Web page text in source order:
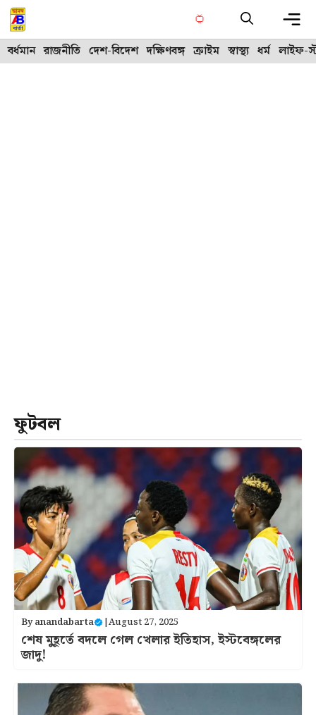
Skip
to
content
বর্ধমান রাজনীতি দেশ-বিদেশ দক্ষিণবঙ্গ ক্রাইম স্বাস্থ্য ধর্ম লাইফ-
ফুটবল
Byanandabarta |August 27, 2025
শেষ মুহূর্তে বদলে গেল খেলার ইতিহাস, ইস্টবেঙ্গলের
জাদু!